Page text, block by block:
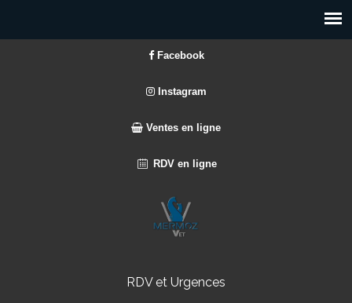
Facebook
Instagram
Ventes en ligne
RDV en ligne
RDV et Urgences